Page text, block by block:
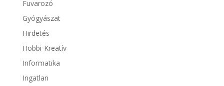
Fuvarozó
Gyógyászat
Hirdetés
Hobbi-Kreatív
Informatika
Ingatlan